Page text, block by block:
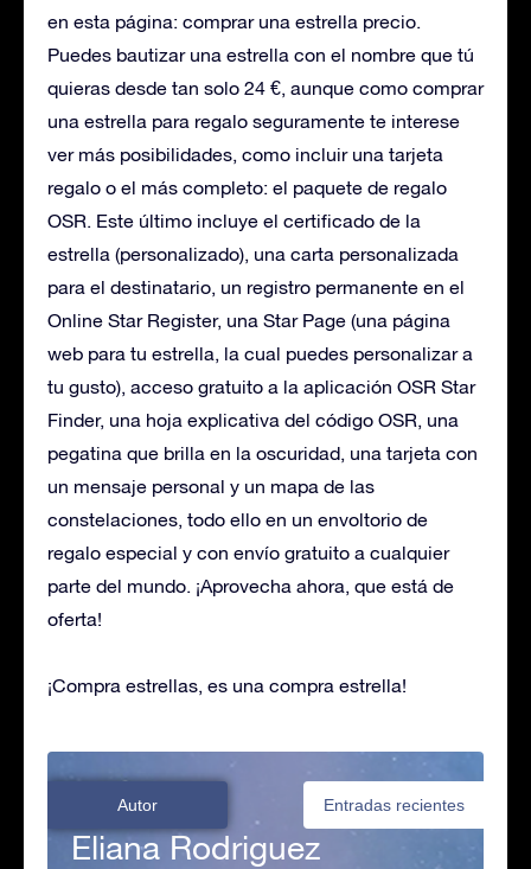
en esta página: comprar una estrella precio.
Puedes bautizar una estrella con el nombre que tú
quieras desde tan solo 24 €, aunque como comprar
una estrella para regalo seguramente te interese
ver más posibilidades, como incluir una tarjeta
regalo o el más completo: el paquete de regalo
OSR. Este último incluye el certificado de la
estrella (personalizado), una carta personalizada
para el destinatario, un registro permanente en el
Online Star Register, una Star Page (una página
web para tu estrella, la cual puedes personalizar a
tu gusto), acceso gratuito a la aplicación OSR Star
Finder, una hoja explicativa del código OSR, una
pegatina que brilla en la oscuridad, una tarjeta con
un mensaje personal y un mapa de las
constelaciones, todo ello en un envoltorio de
regalo especial y con envío gratuito a cualquier
parte del mundo. ¡Aprovecha ahora, que está de
oferta!
¡Compra estrellas, es una compra estrella!
Autor Entradas recientes
Eliana Rodriguez